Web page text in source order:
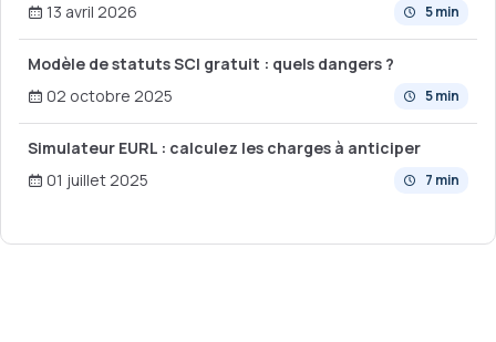
5 min
13 avril 2026
Modèle de statuts SCI gratuit : quels dangers ?
5 min
02 octobre 2025
Simulateur EURL : calculez les charges à anticiper
7 min
01 juillet 2025